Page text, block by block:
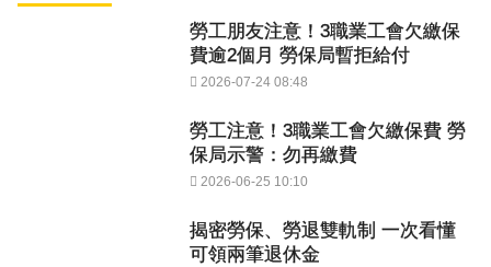
勞工朋友注意！3職業工會欠繳保
費逾2個月 勞保局暫拒給付
2026-07-24 08:48
勞工注意！3職業工會欠繳保費 勞
保局示警：勿再繳費
2026-06-25 10:10
揭密勞保、勞退雙軌制 一次看懂
可領兩筆退休金